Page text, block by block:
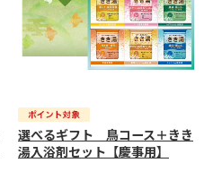
選べるギフト 鳥コース＋きき
湯入浴剤セット【慶事用】